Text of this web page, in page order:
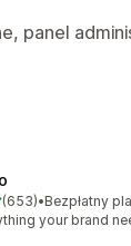
panel
5 gwiazdek
(653)liczba recenzji:
•Bezpłatny
your brand